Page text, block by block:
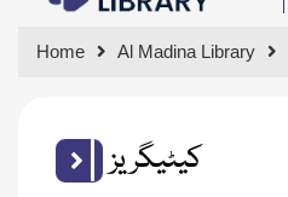
Home Al Madina Library
کیٹیگریز